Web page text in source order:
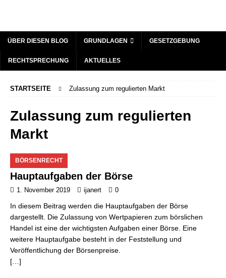
ÜBER DIESEN BLOG GRUNDLAGEN GESETZGEBUNG
RECHTSPRECHUNG AKTUELLES
STARTSEITE Zulassung zum regulierten Markt
Zulassung zum regulierten
Markt
BÖRSENRECHT
Hauptaufgaben der Börse
1. November 2019 ijanert 0
In diesem Beitrag werden die Hauptaufgaben der Börse
dargestellt. Die Zulassung von Wertpapieren zum börslichen
Handel ist eine der wichtigsten Aufgaben einer Börse. Eine
weitere Hauptaufgabe besteht in der Feststellung und
Veröffentlichung der Börsenpreise.
[…]